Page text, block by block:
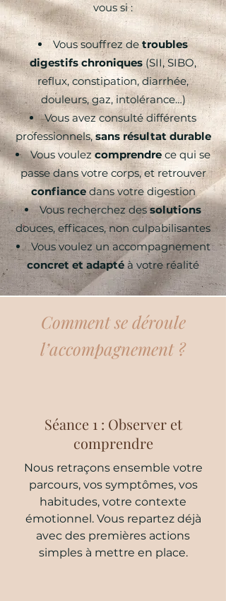
vous si :
Vous souffrez detroubles
digestifs chroniques(SII, SIBO,
reflux, constipation, diarrhée,
douleurs, gaz, intolérance…)
Vous avez consulté différents
professionnels,sans résultat durable
Vous voulezcomprendrece qui se
passe dans votre corps, et retrouver
confiancedans votre digestion
Vous recherchez dessolutions
douces, efficaces, non culpabilisantes
Vous voulez un accompagnement
concret et adaptéà votre réalité
Comment se déroule
l’accompagnement ?
Séance 1 : Observer et
comprendre
Nous retraçons ensemble votre
parcours, vos symptômes, vos
habitudes, votre contexte
émotionnel. Vous repartez déjà
avec des premières actions
simples à mettre en place.